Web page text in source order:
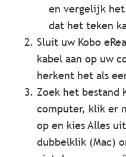
en vergelijk
dat het teken
Sluit uw Kobo
kabel aan op uw
herkent het als
Zoek het bestand
computer, klik er
op en kies Alles
dubbelklik (Mac)